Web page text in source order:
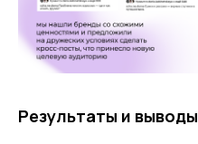
Результаты и выводы